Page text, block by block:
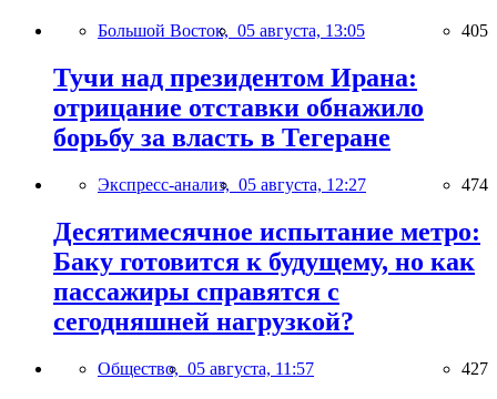
Большой Восток, 05 августа, 13:05 405
Тучи над президентом Ирана:
отрицание отставки обнажило
борьбу за власть в Тегеране
Экспресс-анализ, 05 августа, 12:27 474
Десятимесячное испытание метро:
Баку готовится к будущему, но как
пассажиры справятся с
сегодняшней нагрузкой?
Общество, 05 августа, 11:57 427